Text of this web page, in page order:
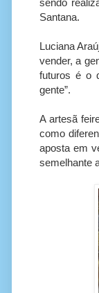
sendo
Santana.
Luciana
vender, a
futuros é o
gente”.
A artesã
como
aposta em
semelhante